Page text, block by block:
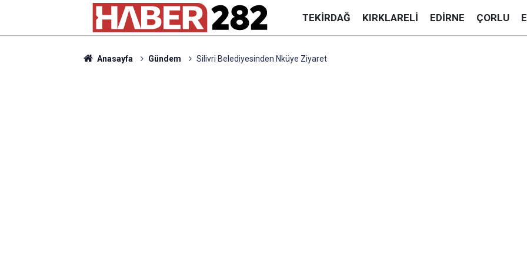
TEKIRDAĞ KIRKLARELI EDIRNE ÇORLU
Anasayfa Gündem Silivri Belediyesinden Nküye Ziyaret